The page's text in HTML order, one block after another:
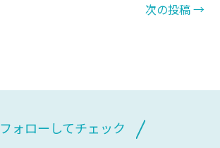
次の投稿→
フォローしてチェック